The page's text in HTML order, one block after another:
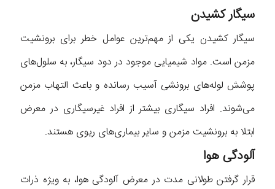
سیگار کشیدن
سیگار کشیدن یکی از مهم‌ترین عوامل خطر برای برونشیت
مزمن است. مواد شیمیایی موجود در دود سیگار، به سلول‌های
پوشش لوله‌های برونشی آسیب رسانده و باعث التهاب مزمن
می‌شوند. افراد سیگاری بیشتر از افراد غیرسیگاری در معرض
ابتلا به برونشیت مزمن و سایر بیماری‌های ریوی هستند.
آلودگی هوا
قرار گرفتن طولانی مدت در معرض آلودگی هوا، به ویژه ذرات